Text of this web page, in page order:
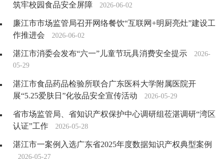
筑牢校园食品安全屏障
2026-06-02
廉江市市场监管局召开网络餐饮“互联网+明厨亮灶”建设工
作推进会
2026-06-02
湛江市消委会发布“六一”儿童节玩具消费安全提示 2026-
05-29
湛江市食品药品检验所联合广东医科大学附属医院开
展“5.25爱肤日”化妆品安全宣传活动
2026-05-29
省市场监管局、省知识产权保护中心调研组莅湛调研“湾区
认证”工作
2026-05-28
湛江市一案例入选广东省2025年度数据知识产权典型案例
2026-05-27